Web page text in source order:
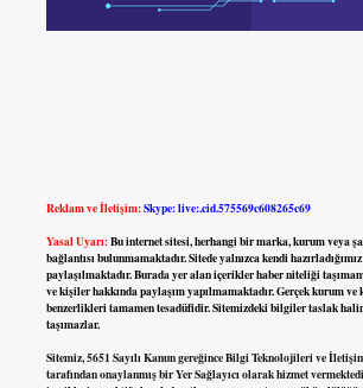
Reklam ve İletişim:Skype: live:.cid.575569c608265c69
Yasal Uyarı:Bu internet sitesi, herhangi bir marka, kurum veya
bağlantısı bulunmamaktadır. Sitede yalnızca kendi
paylaşılmaktadır. Burada yer alan içerikler haber niteliği
ve kişiler hakkında paylaşım yapılmamaktadır. Gerçek kurum
benzerlikleri tamamen tesadüfidir. Sitemizdeki bilgiler taslak
taşımazlar.
Sitemiz, 5651 Sayılı Kanun gereğince Bilgi Teknolojileri ve
tarafından onaylanmış bir Yer Sağlayıcı olarak hizmet